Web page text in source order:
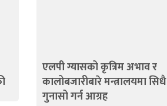
एलपी ग्यासको कृत्रिम अभाव र
कालोबजारीबारे मन्त्रालयमा सिधै
गुनासो गर्न आग्रह